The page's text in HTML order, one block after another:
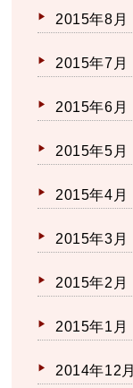
2015年8月
2015年7月
2015年6月
2015年5月
2015年4月
2015年3月
2015年2月
2015年1月
2014年12月